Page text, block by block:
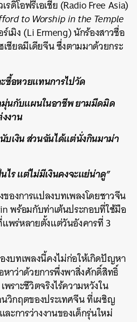
ดิโอฟรีเอเชีย (Radio Free Asia)
to Worship in the Temple
เมิง (Li Ermeng) นักร้องสาวชื่อ
เชียลมีเดียจีน ซึ่งตามมาด้วยกระ
ซื้อหวยแทนการไปวัด
นกับแผนในอาชีพ ยามมืดมิด
งาน
บเงิน ส่วนฉันได้แต่นั่งกินมาม่า
ไร แต่ไม่มีเงินคงจะแย่น่าดู”
องการแปลงบทเพลงโดยชาวจีน
พร้อมกับท่าเต้นประกอบที่ใช้มือ
พร่หลายตั้งแต่วันอังคารที่ 3
บทเพลงนี้คงไม่ก่อให้เกิดปัญหา
หาว่าด้วยการพึ่งพาสิ่งศักดิ์สิทธิ์
ราะชีวิตจริงไร้ความหวังใน
วิกฤตของประเทศจีน ที่เผชิญ
ะการว่างงานของเด็กรุ่นใหม่